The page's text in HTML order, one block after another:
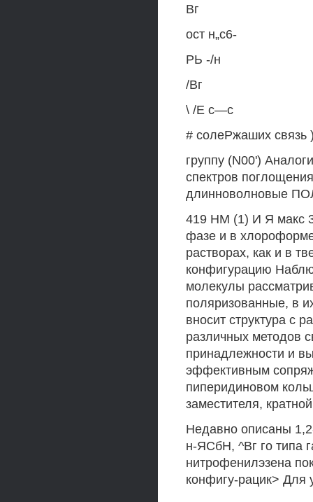
Вг
ост н„с6-
РЬ -/н
/Вг
\ /Е с—с
# солеРжаших связь
группу (N00')
спектров
длинноволновые
419 НМ (1) И Я макс
фазе и в
растворах, как и в
конфигурацию
молекулы
поляризованные, в
вносит структура с
различных методов
принадлежности и
эффективным
пиперидиновом
заместителя,
Недавно описаны
н-ЯСбН, ^Вг го типа
нитрофенилэзена
конфигу-рацик> Для